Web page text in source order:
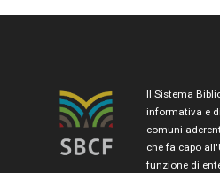
Il Sistema
informativa e
comuni
che fa capo
funzione di